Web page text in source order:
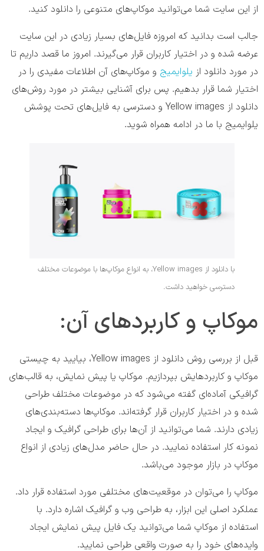
از این سایت شما می‌توانید موکاپ‌های متنوعی را دانلود کنید.
جالب است بدانید که امروزه فایل‌های بسیار زیادی در این سایت
عرضه شده و در اختیار کاربران قرار می‌گیرند. امروز ما قصد داریم تا
در مورد دانلود از یلوایمیج و موکاپ‌های آن اطلاعات مفیدی را در
اختیار شما قرار بدهیم. پس برای آشنایی بیشتر در مورد روش‌های
دانلود از Yellow images و دسترسی به فایل‌های تحت پوشش
یلوایمیج با ما در ادامه همراه شوید.
با دانلود از Yellow images، به انواع موکاپ‌ها با موضوعات مختلف
دسترسی خواهید داشت.
موکاپ و کاربردهای آن:
قبل از بررسی روش دانلود از Yellow images، بیایید به چیستی
موکاپ و کاربرد‌هایش بپردازیم. موکاپ یا پیش نمایش، به قالب‌های
گرافیکی آماده‌ای گفته می‌شود که در موضوعات مختلف طراحی
شده و در اختیار کاربران قرار گرفته‌اند. موکاپ‌ها دسته‌بندی‌های
زیادی دارند. شما می‌توانید از آن‌ها برای طراحی گرافیک و ایجاد
نمونه کار استفاده نمایید. در حال حاضر مدل‌های زیادی از انواع
موکاپ در بازار موجود می‌باشد.
موکاپ را می‌توان در موقعیت‌های مختلفی مورد استفاده قرار داد.
عملکرد اصلی این ابزار، به طراحی وب و گرافیک اشاره دارد. با
استفاده از موکاپ شما می‌توانید یک فایل پیش نمایش ایجاد
و‌ایده‌های خود را به صورت واقعی طراحی نمایید.